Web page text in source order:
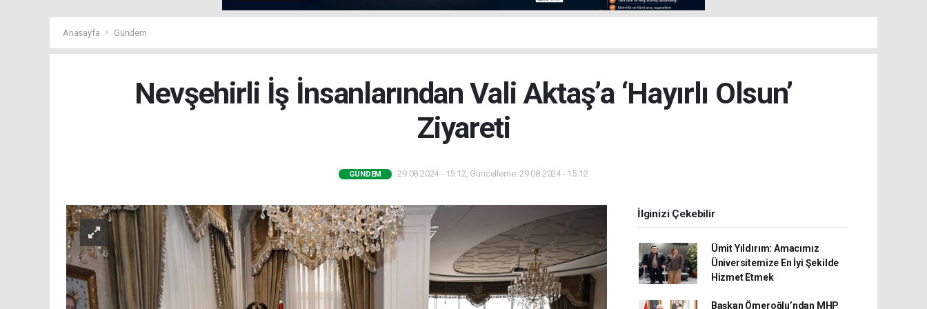
Anasayfa Gündem
Nevşehirli İş İnsanlarından Vali Aktaş’a ‘Hayırlı Olsun’
Ziyareti
GÜNDEM 29.08.2024 - 15:12, Güncelleme: 29.08.2024 - 15:12
İlginizi Çekebilir
Ümit Yıldırım: Amacımız
Üniversitemize En İyi Şekilde
Hizmet Etmek
Başkan Ömeroğlu’ndan MHP